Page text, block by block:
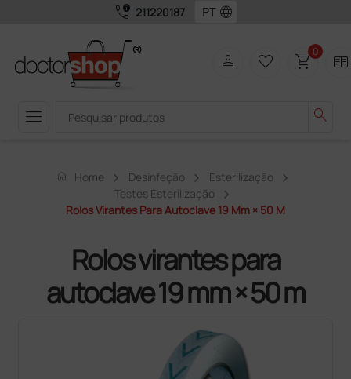
call_quality 211220187 language
menu search
person favorite_border shopping_cart0 two_pager
home Home Desinfeção
Esterilização
Testes Esterilização
Rolos Virantes Para Autoclave 19 Mm × 50 M
Rolos virantes para
autoclave 19 mm × 50 m